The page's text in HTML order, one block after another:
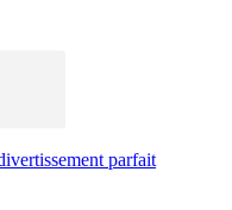
parfait